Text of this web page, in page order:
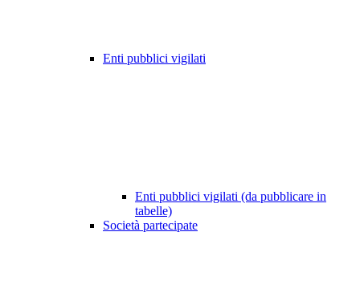
Enti pubblici vigilati
Enti pubblici vigilati (da pubblicare in
tabelle)
Società partecipate